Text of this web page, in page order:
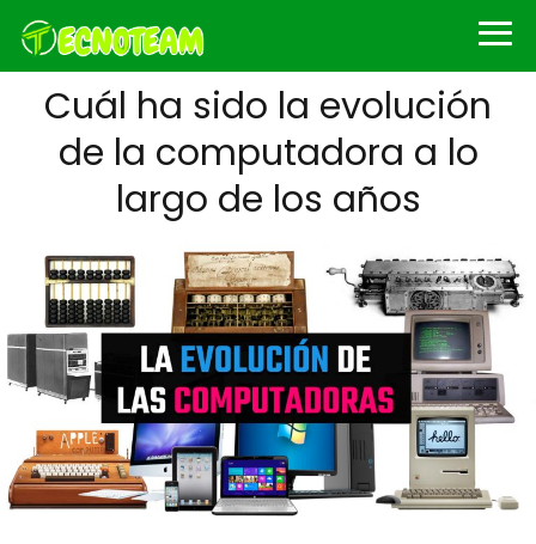
Cuál ha sido la evolución
de la computadora a lo
largo de los años